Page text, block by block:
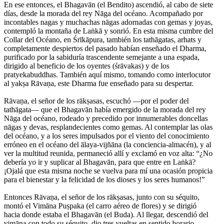
En ese entonces, el Bhagavān (el Bendito) ascendió, al cabo de siete
días, desde la morada del rey Nāga del océano. Acompañado por
incontables nagas y muchachas nāgas adornadas con gemas y joyas,
contempló la montaña de Laṅkā y sonrió. En esta misma cumbre del
Collar del Océano, en Śrīkāpura, también los tathāgatas, arhats y
completamente despiertos del pasado habían enseñado el Dharma,
purificado por la sabiduría trascendente semejante a una espada,
dirigido al beneficio de los oyentes (śrāvakas) y de los
pratyekabuddhas. También aquí mismo, tomando como interlocutor
al yakṣa Rāvaṇa, este Dharma fue enseñado para su despertar.
Rāvaṇa, el señor de los rākṣasas, escuchó —por el poder del
tathāgata— que el Bhagavān había emergido de la morada del rey
Nāga del océano, rodeado y precedido por innumerables doncellas
nāgas y devas, resplandecientes como gemas. Al contemplar las olas
del océano, y a los seres impulsados por el viento del conocimiento
erróneo en el océano del ālaya-vijñāna (la conciencia-almacén), y al
ver la multitud reunida, permaneció allí y exclamó en voz alta: “¿No
debería yo ir y suplicar al Bhagavān, para que entre en Laṅkā?
¡Ojalá que esta misma noche se vuelva para mí una ocasión propicia
para el bienestar y la felicidad de los dioses y los seres humanos!”
Entonces Rāvaṇa, el señor de los rākṣasas, junto con su séquito,
montó el Vimāna Puṣpaka (el carro aéreo de flores) y se dirigió
hacia donde estaba el Bhagavān (el Buda). Al llegar, descendió del